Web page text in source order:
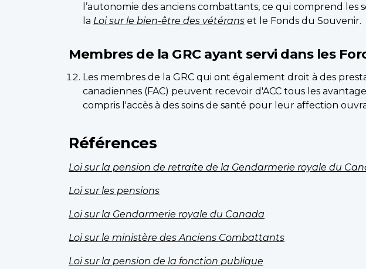
l’autonomie des anciens combattants, ce qui comprend les
la Loi sur le bien-être des vétérans et le Fonds du Souvenir.
Membres de la GRC ayant servi dans les
Les membres de la GRC qui ont également droit à des
canadiennes (FAC) peuvent recevoir d'ACC tous les
compris l'accès à des soins de santé pour leur affection
Références
Loi sur la pension de retraite de la Gendarmerie royale du
Loi sur les pensions
Loi sur la Gendarmerie royale du Canada
Loi sur le ministère des Anciens Combattants
Loi sur la pension de la fonction publique